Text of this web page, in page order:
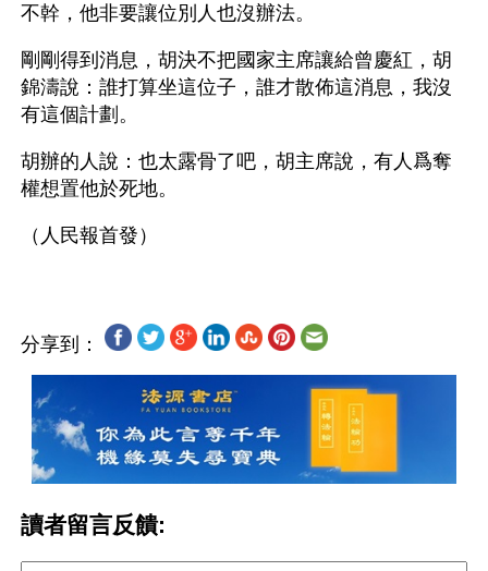
不幹，他非要讓位別人也沒辦法。
剛剛得到消息，胡決不把國家主席讓給曾慶紅，胡
錦濤說：誰打算坐這位子，誰才散佈這消息，我沒
有這個計劃。
胡辦的人說：也太露骨了吧，胡主席說，有人爲奪
權想置他於死地。
分享到：
讀者留言反饋: